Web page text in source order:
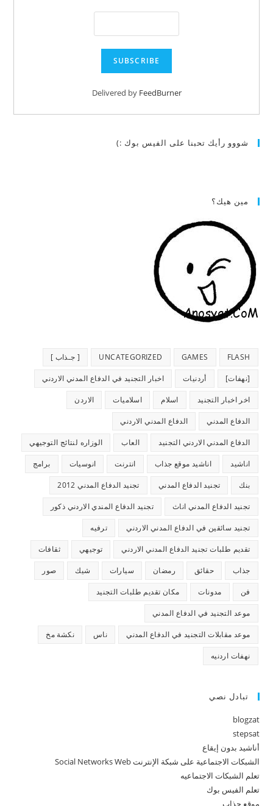
Delivered by FeedBurner
شووو رأيك تحبنا على الفيس بوك :)
مين هيك؟
FLASH
GAMES
UNCATEGORIZED [ جـذاب ]
[نهفات] أردنيات اخبار التجنيد في الدفاع المدني الاردني
اخر اخبار التجنيد اسلام اسلاميات الاردن
الدفاع المدني الدفاع المدني الاردني
الدفاع المدني الاردني التجنيد العاب الوزاره لنتائج التوجيهي
اناشيد اناشيد موقع جذاب انترنت انوسيات برامج
بنك تجنيد الدفاع المدني تجنيد الدفاع المدني 2012
تجنيد الدفاع المدني اناث تجنيد الدفاع المندي الاردني ذكور
تجنيد سائقين في الدفاع المدني الاردني ترفيه
تقديم طلبات تجنيد الدفاع المدني الاردني توجيهي ثقافات
جذاب حقائق رمضان سيارات شيك صور
فن مدونات مكان تقديم طلبات التجنيد
موعد التجنيد في الدفاع المدني
موعد مقابلات التجنيد في الدفاع المدني ناس نكشة مخ
نهفات اردنيه
تبادل نصي
blogzat
stepsat
أناشيد بدون إيقاع
الشبكات الاجتماعية على شبكة الإنترنت Social Networks Web
تعلم الشبكات الاجتماعيه
تعلم الفيس بوك
موقع جذاب